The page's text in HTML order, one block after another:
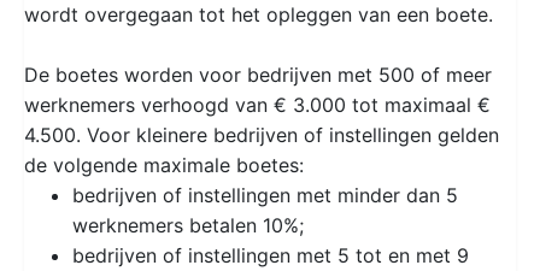
wordt overgegaan tot het opleggen van een boete.
De boetes worden voor bedrijven met 500 of meer
werknemers verhoogd van € 3.000 tot maximaal €
4.500. Voor kleinere bedrijven of instellingen gelden
de volgende maximale boetes:
bedrijven of instellingen met minder dan 5
werknemers betalen 10%;
bedrijven of instellingen met 5 tot en met 9